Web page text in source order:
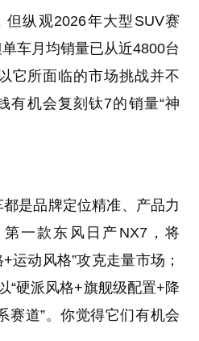
纵观2026年大型SUV赛
车月均销量已从近4800台
它所面临的市场挑战并不
有机会复刻钛7的销量“神
是品牌定位精准、产品力
一款东风日产NX7，将
运动风格”攻克走量市场；
“硬派风格+旗舰级配置+降
赛道”。你觉得它们有机会